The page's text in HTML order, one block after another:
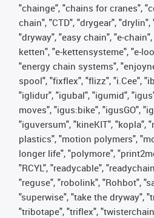
"chainge", "chains for cranes",
chain", "CTD", "drygear",
"dryway", "easy chain", "e-
ketten", "e-kettensysteme", "e-
"energy chain systems",
spool", "fixflex", "flizz", "i.Cee",
"iglidur", "igubal", "igumid",
moves", "igus:bike", "igusGO",
"iguversum", "kineKIT", "kopla",
plastics", "motion polymers",
longer life", "polymore",
"RCYL", "readycable",
"reguse", "robolink", "Rohbot",
"superwise", "take the dryway",
"tribotape", "triflex",